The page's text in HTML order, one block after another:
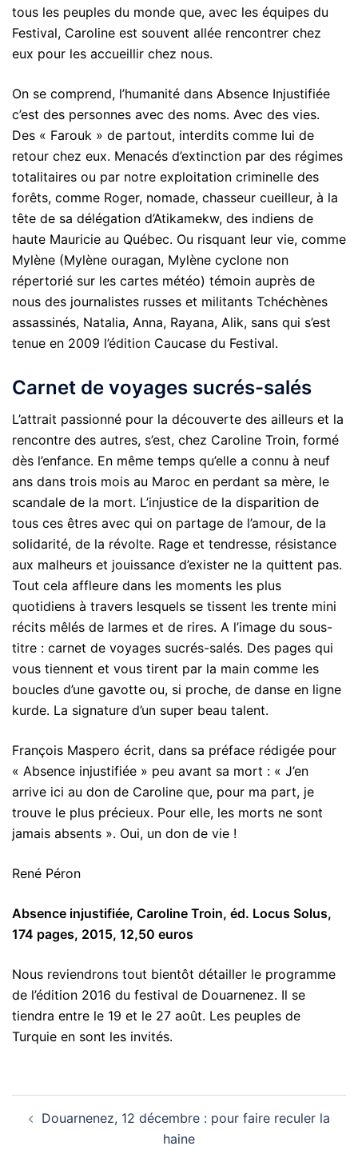
tous les peuples du monde que, avec les équipes du
Festival, Caroline est souvent allée rencontrer chez
eux pour les accueillir chez nous.
On se comprend, l’humanité dans Absence Injustifiée
c’est des personnes avec des noms. Avec des vies.
Des « Farouk » de partout, interdits comme lui de
retour chez eux. Menacés d’extinction par des régimes
totalitaires ou par notre exploitation criminelle des
forêts, comme Roger, nomade, chasseur cueilleur, à la
tête de sa délégation d’Atikamekw, des indiens de
haute Mauricie au Québec. Ou risquant leur vie, comme
Mylène (Mylène ouragan, Mylène cyclone non
répertorié sur les cartes météo) témoin auprès de
nous des journalistes russes et militants Tchéchènes
assassinés, Natalia, Anna, Rayana, Alik, sans qui s’est
tenue en 2009 l’édition Caucase du Festival.
Carnet de voyages sucrés-salés
L’attrait passionné pour la découverte des ailleurs et la
rencontre des autres, s’est, chez Caroline Troin, formé
dès l’enfance. En même temps qu’elle a connu à neuf
ans dans trois mois au Maroc en perdant sa mère, le
scandale de la mort. L’injustice de la disparition de
tous ces êtres avec qui on partage de l’amour, de la
solidarité, de la révolte. Rage et tendresse, résistance
aux malheurs et jouissance d’exister ne la quittent pas.
Tout cela affleure dans les moments les plus
quotidiens à travers lesquels se tissent les trente mini
récits mêlés de larmes et de rires. A l’image du sous-
titre : carnet de voyages sucrés-salés. Des pages qui
vous tiennent et vous tirent par la main comme les
boucles d’une gavotte ou, si proche, de danse en ligne
kurde. La signature d’un super beau talent.
François Maspero écrit, dans sa préface rédigée pour
« Absence injustifiée » peu avant sa mort : « J’en
arrive ici au don de Caroline que, pour ma part, je
trouve le plus précieux. Pour elle, les morts ne sont
jamais absents ». Oui, un don de vie !
René Péron
Absence injustifiée, Caroline Troin, éd. Locus Solus,
174 pages, 2015, 12,50 euros
Nous reviendrons tout bientôt détailler le programme
de l’édition 2016 du festival de Douarnenez. Il se
tiendra entre le 19 et le 27 août. Les peuples de
Turquie en sont les invités.
d’article
Douarnenez, 12 décembre : pour faire reculer la
haine